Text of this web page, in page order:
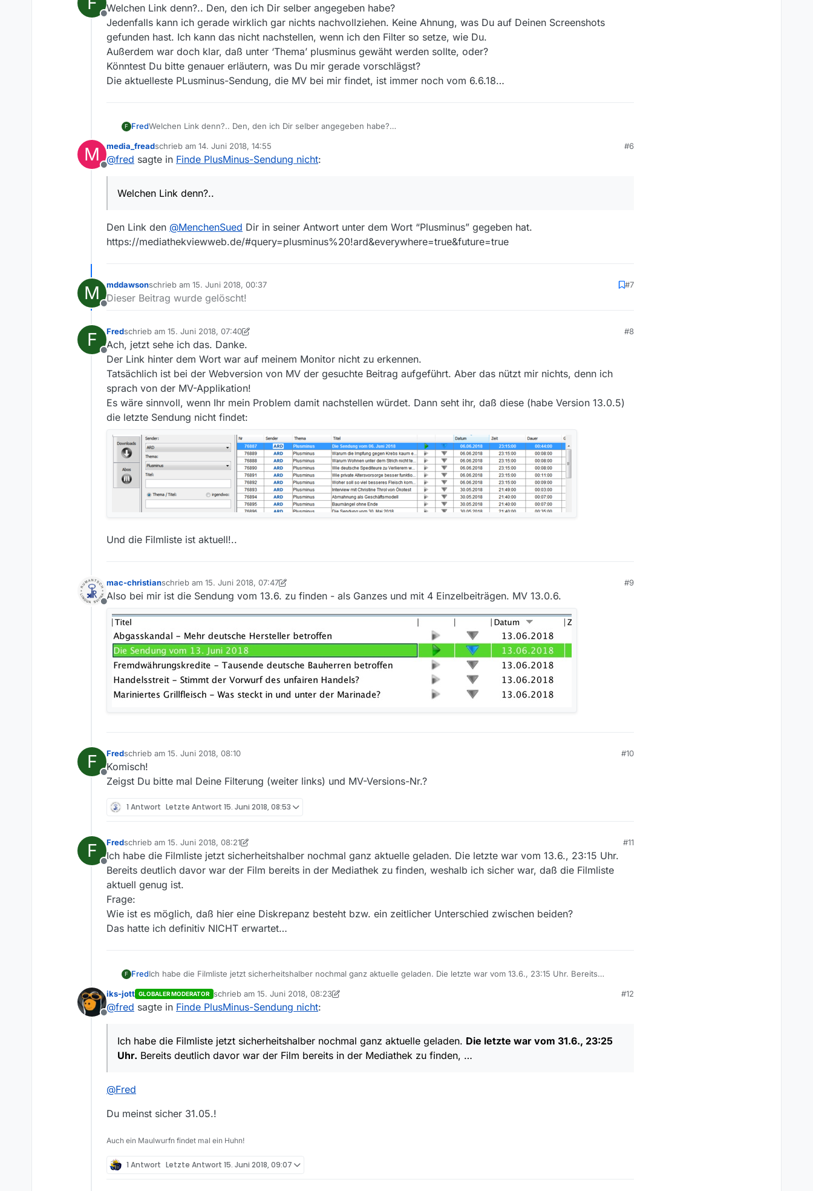
Offline
Welchen Link denn?.. Den, den ich Dir selber angegeben habe?
Jedenfalls kann ich gerade wirklich gar nichts nachvollziehen. Keine Ahnung, was Du auf Deinen Screenshots
gefunden hast. Ich kann das nicht nachstellen, wenn ich den Filter so setze, wie Du.
Außerdem war doch klar, daß unter ‘Thema’ plusminus gewäht werden sollte, oder?
Könntest Du bitte genauer erläutern, was Du mir gerade vorschlägst?
Die aktuelleste PLusminus-Sendung, die MV bei mir findet, ist immer noch vom 6.6.18…
F FredWelchen Link denn?.. Den, den ich Dir selber angegeben habe?
Ich kann das nicht nachstellen, wenn ich den Filter so setze, wie Du.
Außerdem war doch klar, daß unter ‘Thema’ plusminus gewäht werden sollte, oder?
M
Offline
media_freadschrieb am 14. Juni 2018, 14:55
zuletzt editiert von
#6
@fred sagte in Finde PlusMinus-Sendung nicht:
Welchen Link denn?..
Den Link den @MenchenSued Dir in seiner Antwort unter dem Wort “Plusminus” gegeben hat.
https://mediathekviewweb.de/#query=plusminus%20!ard&everywhere=true&future=true
M
Offline
mddawsonschrieb am 15. Juni 2018, 00:37
zuletzt editiert von
#7
Dieser Beitrag wurde gelöscht!
F
Offline
Fredschrieb am 15. Juni 2018, 07:40
zuletzt editiert von Fred
#8
Ach, jetzt sehe ich das. Danke.
Der Link hinter dem Wort war auf meinem Monitor nicht zu erkennen.
Tatsächlich ist bei der Webversion von MV der gesuchte Beitrag aufgeführt. Aber das nützt mir nichts, denn ich
sprach von der MV-Applikation!
Es wäre sinnvoll, wenn Ihr mein Problem damit nachstellen würdet. Dann seht ihr, daß diese (habe Version 13.0.5)
die letzte Sendung nicht findet:
Und die Filmliste ist aktuell!..
Offline
mac-christianschrieb am 15. Juni 2018, 07:47
zuletzt editiert von mac-christian
#9
Also bei mir ist die Sendung vom 13.6. zu finden - als Ganzes und mit 4 Einzelbeiträgen. MV 13.0.6.
F
Offline
Fredschrieb am 15. Juni 2018, 08:10
zuletzt editiert von
#10
Komisch!
Zeigst Du bitte mal Deine Filterung (weiter links) und MV-Versions-Nr.?
1 Antwort Letzte Antwort 15. Juni 2018, 08:53
F
Offline
Fredschrieb am 15. Juni 2018, 08:21
zuletzt editiert von Fred
#11
Ich habe die Filmliste jetzt sicherheitshalber nochmal ganz aktuelle geladen. Die letzte war vom 13.6., 23:15 Uhr.
Bereits deutlich davor war der Film bereits in der Mediathek zu finden, weshalb ich sicher war, daß die Filmliste
aktuell genug ist.
Frage:
Wie ist es möglich, daß hier eine Diskrepanz besteht bzw. ein zeitlicher Unterschied zwischen beiden?
Das hatte ich definitiv NICHT erwartet…
F FredIch habe die Filmliste jetzt sicherheitshalber nochmal ganz aktuelle geladen. Die letzte war vom 13.6., 23:15 Uhr. Bereits
Frage:
Wie ist es möglich, daß hier eine Diskrepanz besteht bzw. ein zeitlicher Unterschied zwischen beiden?
Offline
iks-jott GLOBALER MODERATOR schrieb am 15. Juni 2018, 08:23
zuletzt editiert von iks-jott
#12
@fred sagte in Finde PlusMinus-Sendung nicht:
Ich habe die Filmliste jetzt sicherheitshalber nochmal ganz aktuelle geladen. Die letzte war vom 31.6., 23:25
Uhr. Bereits deutlich davor war der Film bereits in der Mediathek zu finden, …
@Fred
Du meinst sicher 31.05.!
Auch ein Maulwurfn findet mal ein Huhn!
1 Antwort Letzte Antwort 15. Juni 2018, 09:07